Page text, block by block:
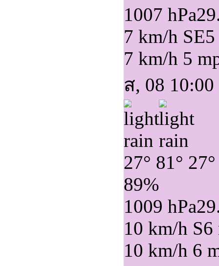
1007 hPa
7 km/h SE
7 km/h 5
ส, 08 10:00
27° 81° 27°
89%
1009 hPa
10 km/h S6
10 km/h 6